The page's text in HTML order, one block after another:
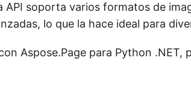
API soporta varios formatos de
lo que la hace ideal para
Aspose.Page para Python .NET,